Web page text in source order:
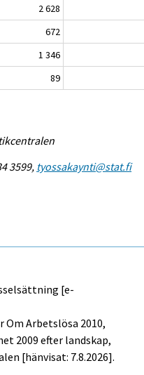
2 628
672
1 346
89
3599, tyossakaynti@stat.fi
[e-
Om Arbetslösa 2010,
2009 efter landskap,
[hänvisat: 7.8.2026].